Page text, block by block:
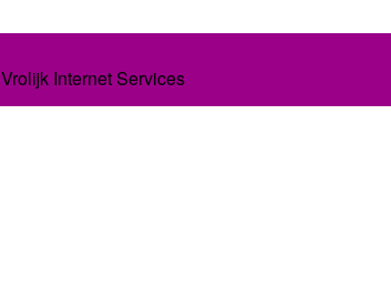
Vrolijk Internet Services